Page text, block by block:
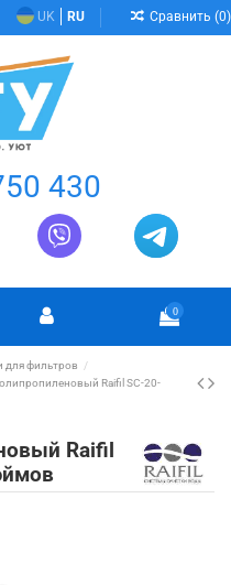
UK RU Сравнить (0)
430
0
фильтров
Raifil SC-20-
Raifil